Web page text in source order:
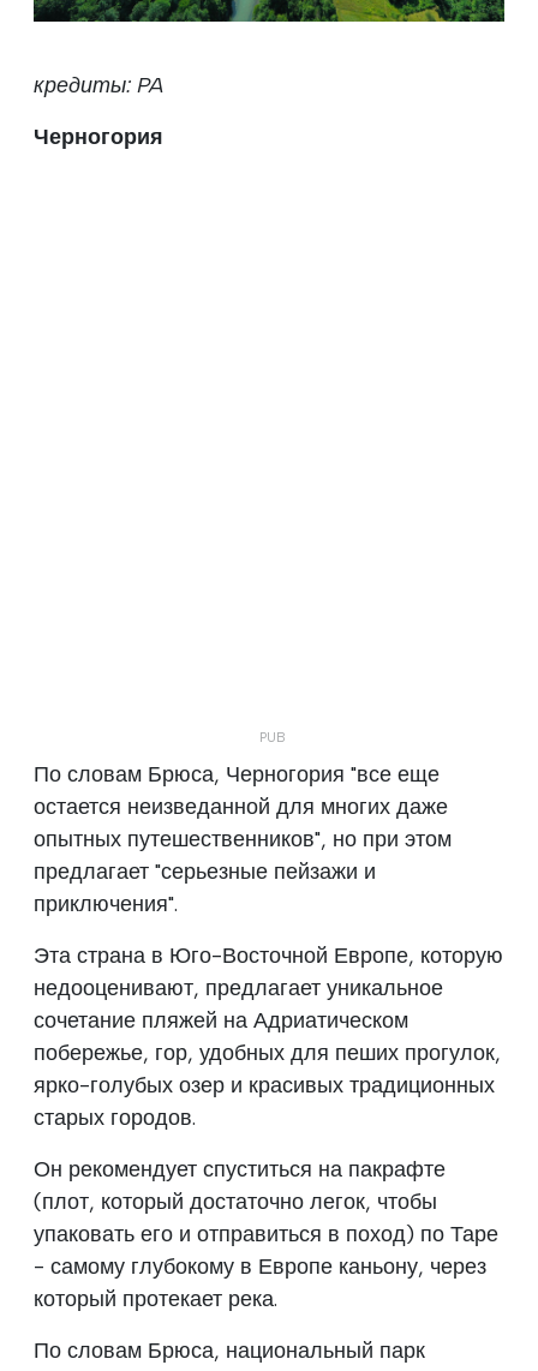
кредиты: PA
Черногория
По словам Брюса, Черногория "все еще
остается неизведанной для многих даже
опытных путешественников", но при этом
предлагает "серьезные пейзажи и
приключения".
Эта страна в Юго-Восточной Европе, которую
недооценивают, предлагает уникальное
сочетание пляжей на Адриатическом
побережье, гор, удобных для пеших прогулок,
ярко-голубых озер и красивых традиционных
старых городов.
Он рекомендует спуститься на пакрафте
(плот, который достаточно легок, чтобы
упаковать его и отправиться в поход) по Таре
- самому глубокому в Европе каньону, через
который протекает река.
По словам Брюса, национальный парк